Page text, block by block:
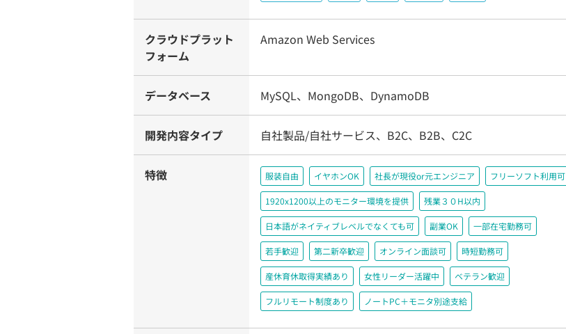
クラウドプラット
フォーム
Amazon Web Services
データベース MySQL、MongoDB、DynamoDB
開発内容タイプ 自社製品/自社サービス、B2C、B2B、C2C
特徴 服装自由 イヤホンOK 社長が現役or元エンジニア フリーソフト利用可
1920x1200以上のモニター環境を提供 残業３０H以内
日本語がネイティブレベルでなくても可 副業OK 一部在宅勤務可
若手歓迎 第二新卒歓迎 オンライン面談可 時短勤務可
産休育休取得実績あり 女性リーダー活躍中 ベテラン歓迎
フルリモート制度あり ノートPC＋モニタ別途支給